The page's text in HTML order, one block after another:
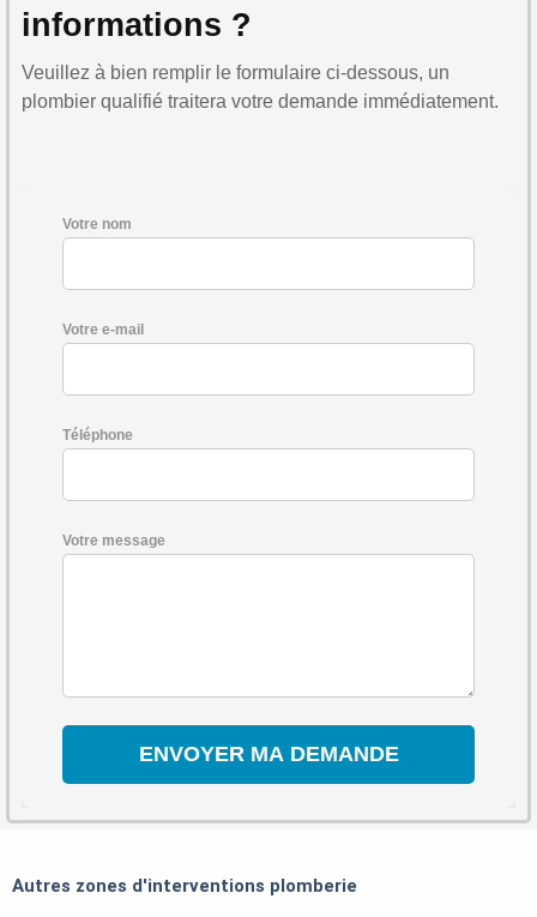
informations ?
Veuillez à bien remplir le formulaire ci-dessous, un
plombier qualifié traitera votre demande immédiatement.
Votre nom
Votre e-mail
Téléphone
Votre message
Autres zones d'interventions plomberie